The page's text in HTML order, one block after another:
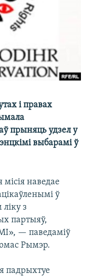
і правах
прыняць удзел у
выбарамі ў
наведае
ў
з
партыяў,
— паведаміў
Рымэр.
падрыхтуе